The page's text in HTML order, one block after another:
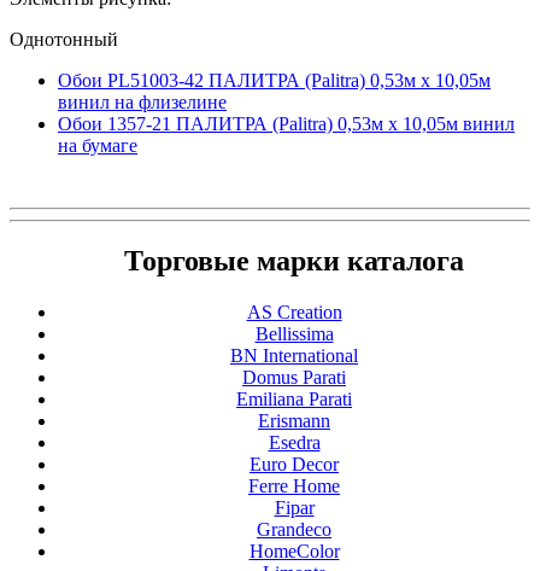
Однотонный
Обои PL51003-42 ПАЛИТРА (Palitra) 0,53м x 10,05м
винил на флизелине
Обои 1357-21 ПАЛИТРА (Palitra) 0,53м x 10,05м винил
на бумаге
Торговые марки каталога
AS Creation
Bellissima
BN International
Domus Parati
Emiliana Parati
Erismann
Esedra
Euro Decor
Ferre Home
Fipar
Grandeco
HomeColor